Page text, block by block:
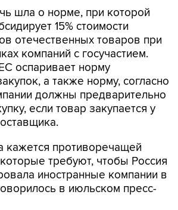
шла о норме, при которой
15% стоимости
отечественных товаров при
компаний с госучастием.
оспаривает норму
а также норму, согласно
должны предварительно
если товар закупается у
кажется противоречащей
требуют, чтобы Россия
иностранные компании в
в июльском пресс-